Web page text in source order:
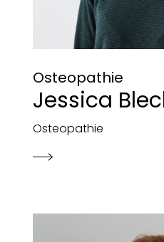
Osteopathie
Jessica
Osteopathie